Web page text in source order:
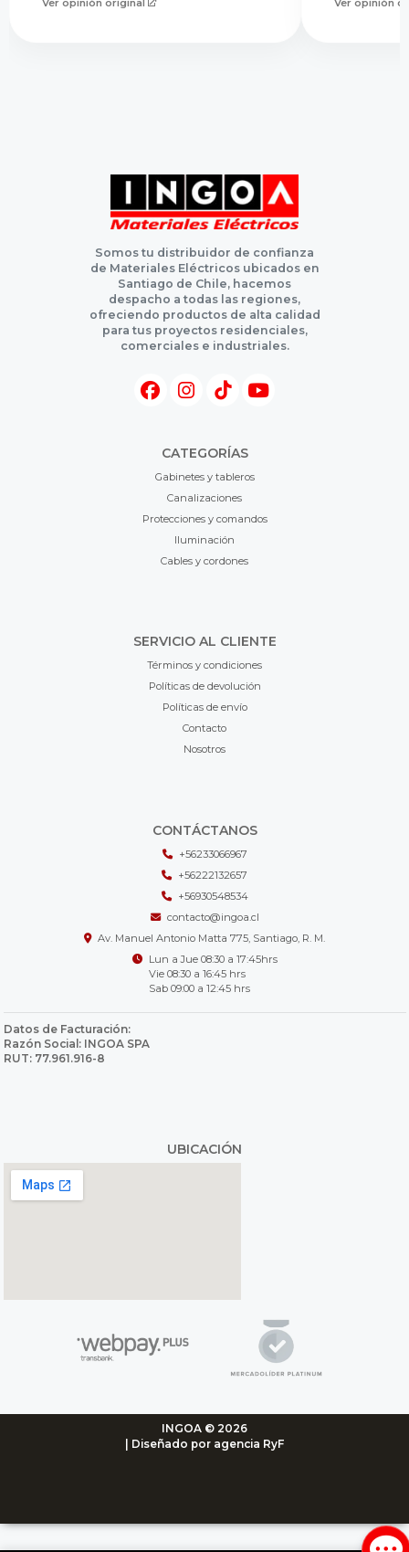
Ver opinión original Ver opinión
Somos tu distribuidor de confianza
de Materiales Eléctricos ubicados en
Santiago de Chile, hacemos
despacho a todas las regiones,
ofreciendo productos de alta calidad
para tus proyectos residenciales,
comerciales e industriales.
CATEGORÍAS
Gabinetes y tableros
Canalizaciones
Protecciones y comandos
Iluminación
Cables y cordones
SERVICIO AL CLIENTE
Términos y condiciones
Políticas de devolución
Políticas de envío
Contacto
Nosotros
CONTÁCTANOS
+56233066967
+56222132657
+56930548534
contacto@ingoa.cl
Av. Manuel Antonio Matta 775, Santiago, R. M.
Lun a Jue 08:30 a 17:45hrs
Vie 08:30 a 16:45 hrs
Sab 09:00 a 12:45 hrs
Datos de Facturación:
Razón Social: INGOA SPA
RUT: 77.961.916-8
UBICACIÓN
INGOA © 2026
| Diseñado por agencia RyF